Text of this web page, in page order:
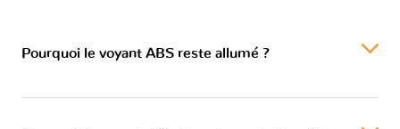
Pourquoi le voyant ABS reste allumé ?